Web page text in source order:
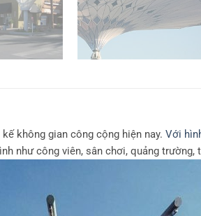
không gian công cộng hiện nay. Với
như công viên, sân chơi, quảng